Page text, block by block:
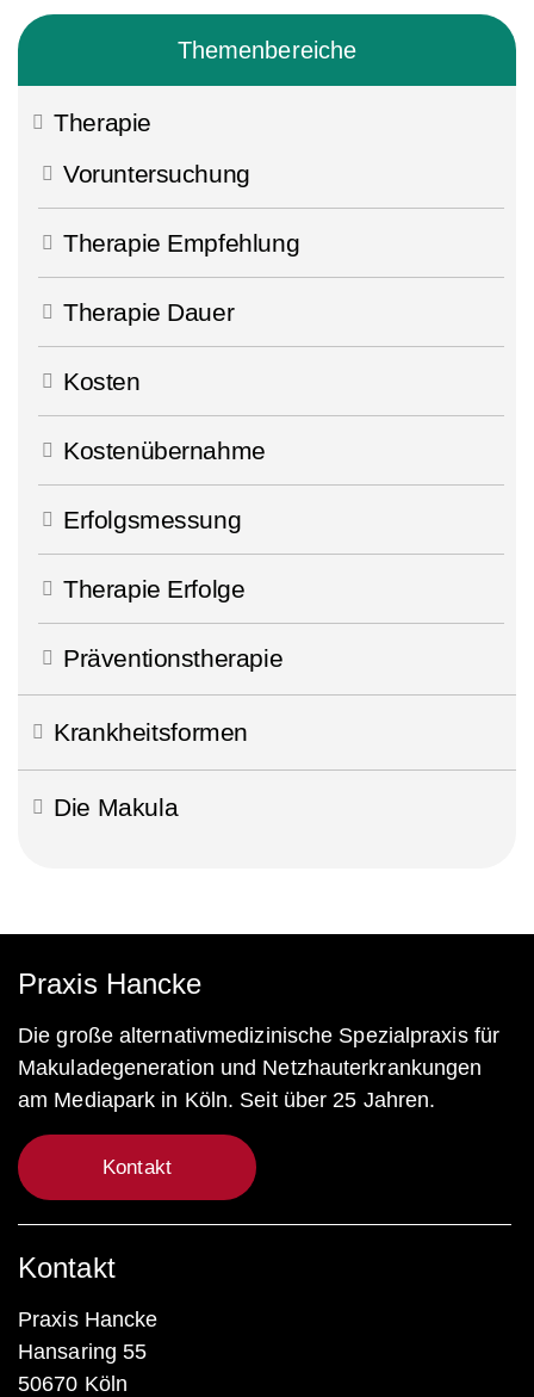
Themenbereiche
Therapie
Voruntersuchung
Therapie Empfehlung
Therapie Dauer
Kosten
Kostenübernahme
Erfolgsmessung
Therapie Erfolge
Präventionstherapie
Krankheitsformen
Die Makula
Praxis Hancke
Die große alternativmedizinische Spezialpraxis für
Makuladegeneration und Netzhauterkrankungen
am Mediapark in Köln. Seit über 25 Jahren.
Kontakt
Kontakt
Praxis Hancke
Hansaring 55
50670 Köln